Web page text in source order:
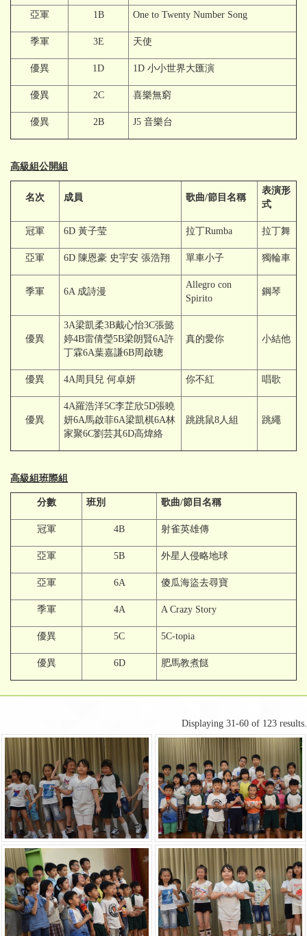
亞軍 1B One to Twenty Number Song
季軍 3E 天使
優異 1D 1D 小小世界大匯演
優異 2C 喜樂無窮
優異 2B J5 音樂台
高級組公開組
名次 成員 歌曲/節目名稱
表演形
式
冠軍 6D 黃子莹 拉丁Rumba 拉丁舞
亞軍 6D 陳恩豪 史宇安 張浩翔 單車小子 獨輪車
季軍 6A 成詩漫
Allegro con
Spirito
鋼琴
優異
3A梁凱柔3B戴心怡3C張懿
婷4B雷倩瑩5B梁朗賢6A許
丁霖6A葉嘉謙6B周啟聰
真的愛你 小結他
優異 4A周貝兒 何卓妍 你不紅 唱歌
優異
4A羅浩洋5C李芷欣5D張曉
妍6A馬啟菲6A梁凱棋6A林
家聚6C劉芸其6D高煒絡
跳跳鼠8人組 跳繩
高級組班際組
分數 班別 歌曲/節目名稱
冠軍 4B 射雀英雄傳
亞軍 5B 外星人侵略地球
亞軍 6A 傻瓜海盜去尋寶
季軍 4A A Crazy Story
優異 5C 5C-topia
優異 6D 肥馬教煮餸
Displaying 31-60 of 123 results.